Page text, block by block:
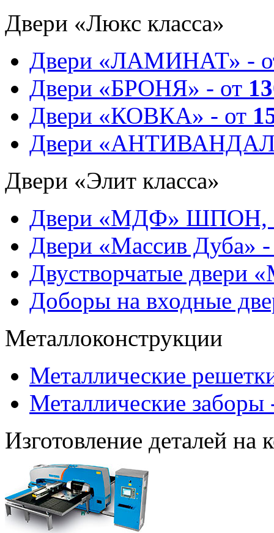
Двери «Люкс класса»
Двери «ЛАМИНАТ» -
Двери «БРОНЯ» - от
Двери «КОВКА» - от
Двери
Двери «Элит класса»
Двери «МДФ» ШПОН,
Двери «Массив Дуба»
Двустворчатые
Доборы на входные
Металлоконструкции
Металлические
Металлические
Изготовление деталей